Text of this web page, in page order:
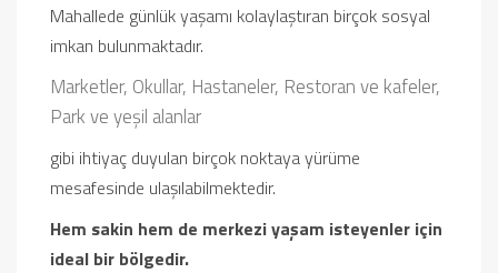
Mahallede günlük yaşamı kolaylaştıran birçok sosyal
imkan bulunmaktadır.
Marketler, Okullar, Hastaneler, Restoran ve kafeler,
Park ve yeşil alanlar
gibi ihtiyaç duyulan birçok noktaya yürüme
mesafesinde ulaşılabilmektedir.
Hem sakin hem de merkezi yaşam isteyenler için
ideal bir bölgedir.